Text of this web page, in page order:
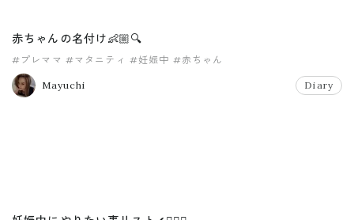
赤ちゃんの名付け👶🏼🔍
#プレママ #マタニティ #妊娠中 #赤ちゃん
Mayuchi Diary